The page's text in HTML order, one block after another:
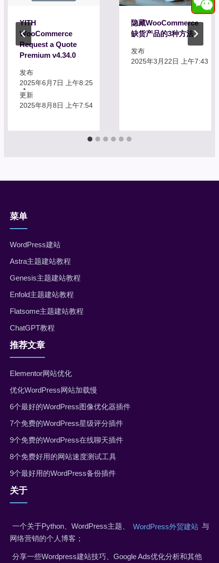
YITH
WooCommerce
Request a Quote
Premium v4.34.0
发布
2025年6月7日 上午8:25
更新
2025年8月8日 上午7:54
隐藏WooCommerce
缺货产品的3种方法
发布
2025年3月22日 上午7:43
菜单
WordPress建站
Astra主题建站教程
Genesis主题建站教程
Enfold主题建站教程
Flatsome主题建站教程
ChatGPT教程
推荐文章
Elementor网站优化
优化WordPress网站加载慢
6个最好的WordPress图像优化器插件
7个免费的WordPress星级评分插件
9个免费的WordPress在线聊天插件
8个免费好用的网站速度测试工具
9个最好用的WordPress备份插件
关于
一个关于Python、WordPress主题、 WordPress外贸建站 与
网络营销的个人博客；
分享一些Wordpress建站技巧、Google Ads优化分析和其他